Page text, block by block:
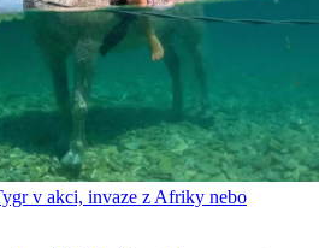
v akci, invaze z Afriky nebo